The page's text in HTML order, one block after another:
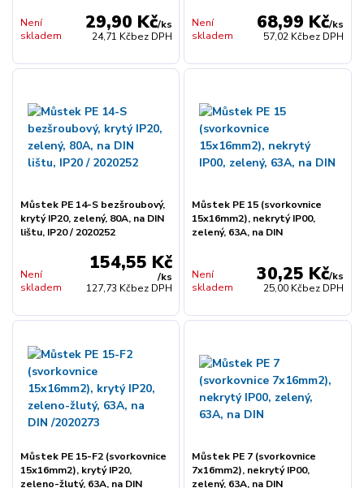
29,90 Kč/ks
24,71 Kčbez DPH
Není
skladem
68,99 Kč/ks
57,02 Kčbez DPH
Není
skladem
Můstek PE 14-S bezšroubový,
krytý IP20, zelený, 80A, na DIN
lištu, IP20 / 2020252
154,55 Kč
/ks
127,73 Kčbez DPH
Není
skladem
Můstek PE 15 (svorkovnice
15x16mm2), nekrytý IP00,
zelený, 63A, na DIN
30,25 Kč/ks
25,00 Kčbez DPH
Není
skladem
Můstek PE 15-F2 (svorkovnice
15x16mm2), krytý IP20,
zeleno-žlutý, 63A, na DIN
Můstek PE 7 (svorkovnice
7x16mm2), nekrytý IP00,
zelený, 63A, na DIN